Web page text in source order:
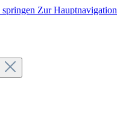
Zur Hauptnavigation